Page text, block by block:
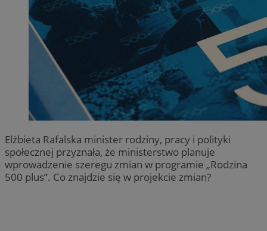
Elżbieta Rafalska minister rodziny, pracy i polityki
społecznej przyznała, że ministerstwo planuje
wprowadzenie szeregu zmian w programie „Rodzina
500 plus”. Co znajdzie się w projekcie zmian?